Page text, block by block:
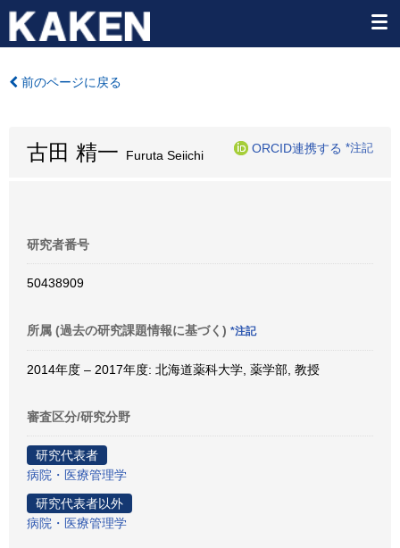
前のページに戻る
古田 精一 Furuta Seiichi
ORCID連携する *注記
研究者番号
50438909
所属 (過去の研究課題情報に基づく) *注記
2014年度 – 2017年度: 北海道薬科大学, 薬学部, 教授
審査区分/研究分野
研究代表者
病院・医療管理学
研究代表者以外
病院・医療管理学